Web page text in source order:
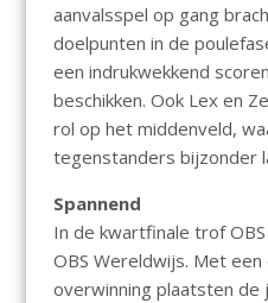
aanvalsspel op gang
doelpunten in de
een indrukwekkend
beschikken. Ook Lex en
rol op het middenveld,
tegenstanders bijzonder
Spannend
In de kwartfinale trof
OBS Wereldwijs. Met
overwinning plaatsten de